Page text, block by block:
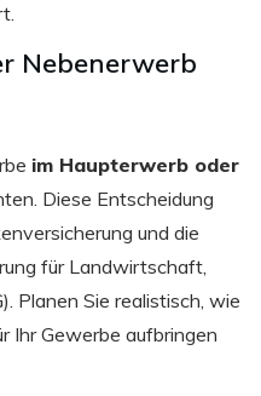
Nebenerwerb
im Haupterwerb oder
Diese Entscheidung
und die
für Landwirtschaft,
Planen Sie realistisch, wie
Ihr Gewerbe aufbringen